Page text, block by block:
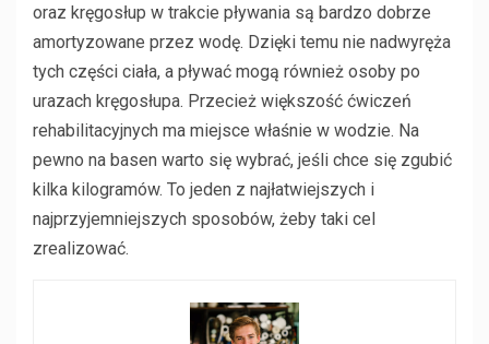
oraz kręgosłup w trakcie pływania są bardzo dobrze
amortyzowane przez wodę. Dzięki temu nie nadwyręża
tych części ciała, a pływać mogą również osoby po
urazach kręgosłupa. Przecież większość ćwiczeń
rehabilitacyjnych ma miejsce właśnie w wodzie. Na
pewno na basen warto się wybrać, jeśli chce się zgubić
kilka kilogramów. To jeden z najłatwiejszych i
najprzyjemniejszych sposobów, żeby taki cel
zrealizować.